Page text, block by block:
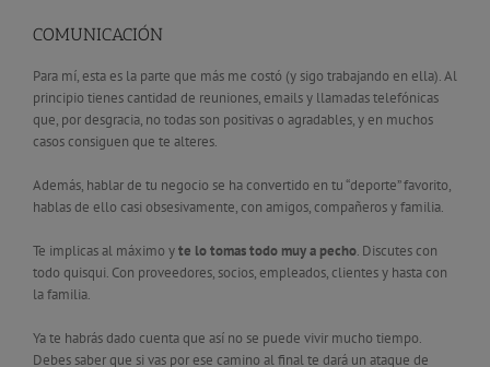
COMUNICACIÓN
Para mí, esta es la parte que más me costó (y sigo trabajando en ella). Al
principio tienes cantidad de reuniones, emails y llamadas telefónicas
que, por desgracia, no todas son positivas o agradables, y en muchos
casos consiguen que te alteres.
Además, hablar de tu negocio se ha convertido en tu “deporte” favorito,
hablas de ello casi obsesivamente, con amigos, compañeros y familia.
Te implicas al máximo yte lo tomas todo muy a pecho. Discutes con
todo quisqui. Con proveedores, socios, empleados, clientes y hasta con
la familia.
Ya te habrás dado cuenta que así no se puede vivir mucho tiempo.
Debes saber que si vas por ese camino al final te dará un ataque de